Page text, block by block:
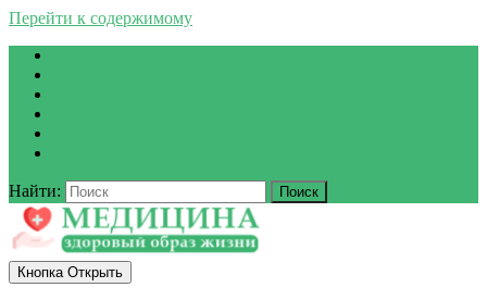
Перейти к содержимому
Найти:
Кнопка Открыть